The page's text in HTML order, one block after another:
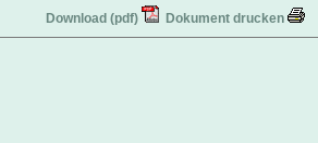
Download (pdf) Dokument drucken